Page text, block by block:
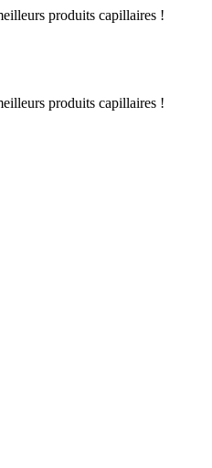
produits capillaires !
produits capillaires !